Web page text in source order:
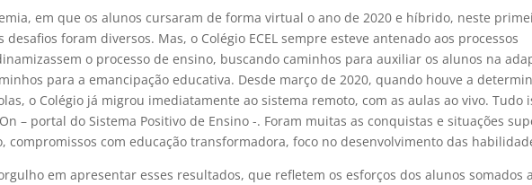
em que os alunos cursaram de forma virtual o ano de 2020 e híbrido, neste
desafios foram diversos. Mas, o Colégio ECEL sempre esteve antenado aos processos
o processo de ensino, buscando caminhos para auxiliar os alunos na
para a emancipação educativa. Desde março de 2020, quando houve a
o Colégio já migrou imediatamente ao sistema remoto, com as aulas ao vivo. Tudo
– portal do Sistema Positivo de Ensino -. Foram muitas as conquistas e situações
compromissos com educação transformadora, foco no desenvolvimento das
em apresentar esses resultados, que refletem os esforços dos alunos somados